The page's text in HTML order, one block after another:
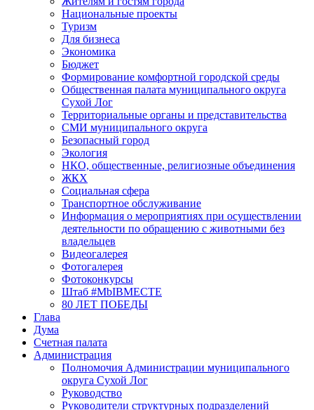
Национальные проекты
Туризм
Для бизнеса
Экономика
Бюджет
Формирование комфортной городской среды
Общественная палата муниципального округа
Сухой Лог
Территориальные органы и представительства
СМИ муниципального округа
Безопасный город
Экология
НКО, общественные, религиозные объединения
ЖКХ
Социальная сфера
Транспортное обслуживание
Информация о мероприятиях при осуществлении
деятельности по обращению с животными без
владельцев
Видеогалерея
Фотогалерея
Фотоконкурсы
Штаб #MbIBMECTE
80 ЛЕТ ПОБЕДЫ
Глава
Дума
Счетная палата
Администрация
Полномочия Администрации муниципального
округа Сухой Лог
Руководство
Руководители структурных подразделений